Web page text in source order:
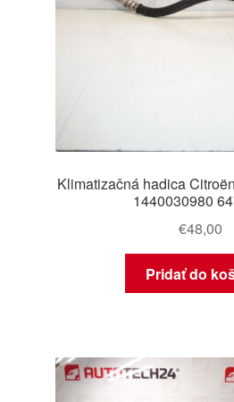
Klimatizačná hadica
1440030980
€48,00
Pridať do